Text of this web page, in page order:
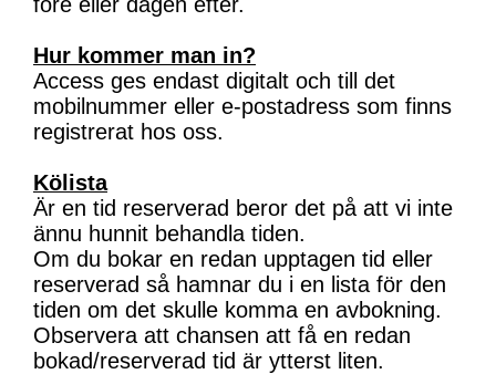
Hur kommer man in?
Access ges endast digitalt och till det
mobilnummer eller e-postadress som finns
registrerat hos oss.
Kölista
Är en tid reserverad beror det på att vi inte
ännu hunnit behandla tiden.
Om du bokar en redan upptagen tid eller
reserverad så hamnar du i en lista för den
tiden om det skulle komma en avbokning.
Observera att chansen att få en redan
bokad/reserverad tid är ytterst liten.